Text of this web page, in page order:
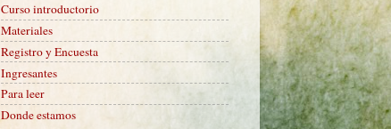
Curso introductorio
Materiales
Registro y Encuesta
Ingresantes
Para leer
Donde estamos